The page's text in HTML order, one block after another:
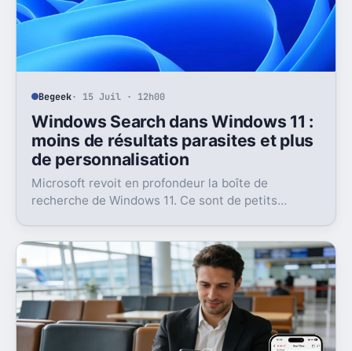
Begeek· 15 Juil · 12h00
Windows Search dans Windows 11 :
moins de résultats parasites et plus
de personnalisation
Microsoft revoit en profondeur la boîte de
recherche de Windows 11. Ce sont de petits